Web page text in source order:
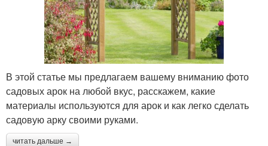
В этой статье мы предлагаем вашему вниманию фото
садовых арок на любой вкус, расскажем, какие
материалы используются для арок и как легко сделать
садовую арку своими руками.
читать дальше →